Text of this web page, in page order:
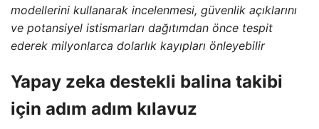
modellerini kullanarak incelenmesi, güvenlik açıklarını
ve potansiyel istismarları dağıtımdan önce tespit
ederek milyonlarca dolarlık kayıpları önleyebilir
Yapay zeka destekli balina takibi
için adım adım kılavuz